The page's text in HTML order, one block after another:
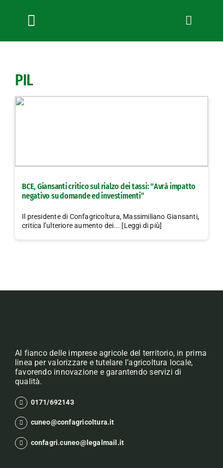
Toggle
Navigation
News
Bandi
Lavora con noi
PIL
BCE, Giansanti critico sul rialzo dei tassi: “Avrà impatto
negativo su domande ed investimenti”
Il presidente di Confagricoltura, Massimiliano Giansanti,
critica l’ulteriore aumento dei... [Leggi di più]
Al fianco delle imprese agricole del territorio, in prima
linea per valorizzare e tutelare l’agricoltura locale,
favorendo innovazione e garantendo servizi di
qualità.
0171/692143
cuneo@confagricoltura.it
confagri.cuneo@legalmail.it